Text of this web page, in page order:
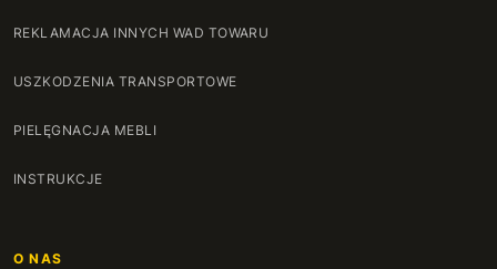
REKLAMACJA INNYCH WAD TOWARU
USZKODZENIA TRANSPORTOWE
PIELĘGNACJA MEBLI
INSTRUKCJE
O NAS